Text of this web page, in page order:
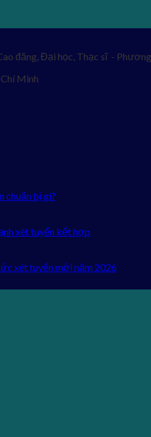
đăng, Đại học, Thạc sĩ -
Minh
chuẩn bị gì?
xét tuyển kết hợp
xét tuyển mới năm 2026